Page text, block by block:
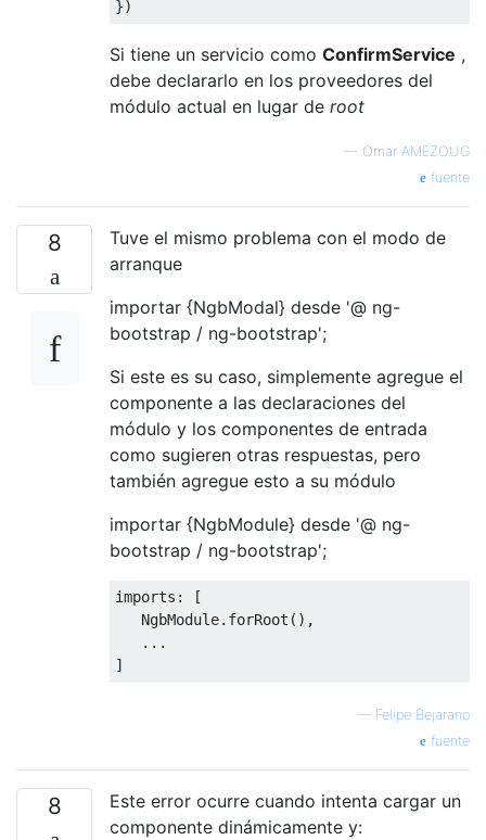
Si tiene un servicio como ConfirmService ,
debe declararlo en los proveedores del
módulo actual en lugar de root
— Omar AMEZOUG
fuente
8
Tuve el mismo problema con el modo de
arranque
importar {NgbModal} desde '@ ng-
bootstrap / ng-bootstrap';
Si este es su caso, simplemente agregue el
componente a las declaraciones del
módulo y los componentes de entrada
como sugieren otras respuestas, pero
también agregue esto a su módulo
importar {NgbModule} desde '@ ng-
bootstrap / ng-bootstrap';
imports: [
   NgbModule.forRoot(),
   ...
— Felipe Bejarano
fuente
8
Este error ocurre cuando intenta cargar un
componente dinámicamente y: